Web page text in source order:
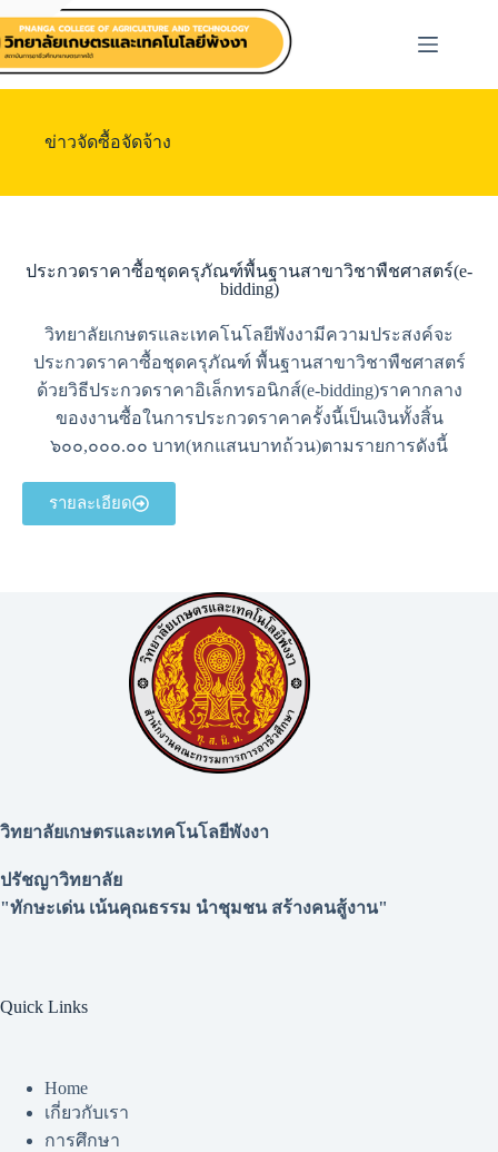
ข่าวจัดซื้อจัดจ้าง
ประกวดราคาซื้อชุดครุภัณฑ์พื้นฐานสาขาวิชาพืชศาสตร์(e-
bidding)
วิทยาลัยเกษตรและเทคโนโลยีพังงามีความประสงค์จะ
ประกวดราคาซื้อชุดครุภัณฑ์ พื้นฐานสาขาวิชาพืชศาสตร์
ด้วยวิธีประกวดราคาอิเล็กทรอนิกส์(e-bidding)ราคากลาง
ของงานซื้อในการประกวดราคาครั้งนี้เป็นเงินทั้งสิ้น
๖๐๐,๐๐๐.๐๐ บาท(หกแสนบาทถ้วน)ตามรายการดังนี้
รายละเอียด
วิทยาลัยเกษตรและเทคโนโลยีพังงา
ปรัชญาวิทยาลัย
"ทักษะเด่น เน้นคุณธรรม นำชุมชน สร้างคนสู้งาน"
Quick Links
Home
เกี่ยวกับเรา
การศึกษา